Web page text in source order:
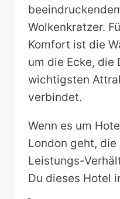
Wolkenkratzer.
Komfort ist die
um die Ecke, die
wichtigsten
verbindet.
Wenn es um
London geht,
Leistungs-
Du dieses Hotel